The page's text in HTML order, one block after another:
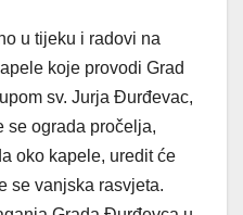
u tijeku i radovi na
koje provodi Grad
sv. Jurja Đurđevac,
se ograda pročelja,
oko kapele, uredit će
se vanjska rasvjeta.